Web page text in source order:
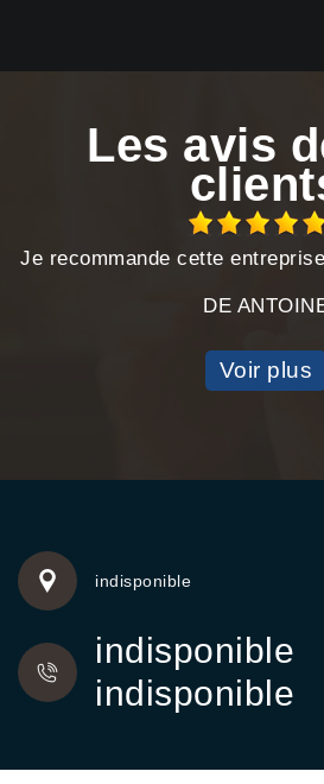
Les avis
Je recommande cette
DE
Voir plus
indisponible
indisponible
indisponible